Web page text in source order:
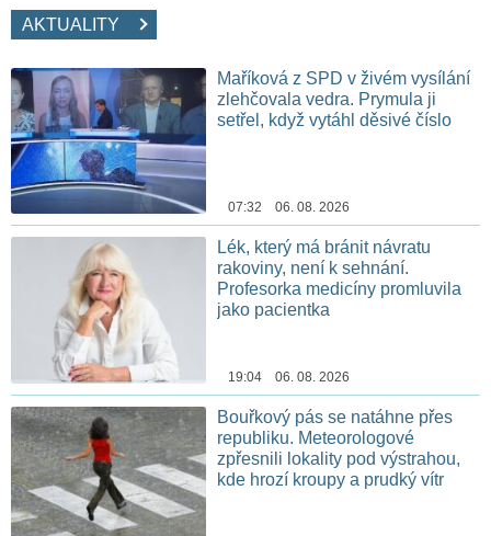
AKTUALITY
Maříková z SPD v živém vysílání
zlehčovala vedra. Prymula ji
setřel, když vytáhl děsivé číslo
07:32 06. 08. 2026
Lék, který má bránit návratu
rakoviny, není k sehnání.
Profesorka medicíny promluvila
jako pacientka
19:04 06. 08. 2026
Bouřkový pás se natáhne přes
republiku. Meteorologové
zpřesnili lokality pod výstrahou,
kde hrozí kroupy a prudký vítr